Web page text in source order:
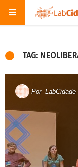
TAG:
Por LabCidade